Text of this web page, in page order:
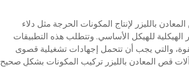
بالليزر لإنتاج المكونات الحرجة مثل دلاء
الهيكلية للهيكل الأساسي. وتتطلب هذه التطبيقات
والتي يجب أن تتحمل إجهادات تشغيلية قصوى
آلات قص المعادن بالليزر تركيب المكونات بشكلٍ صحيح